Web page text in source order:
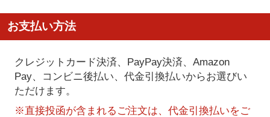
お支払い方法
クレジットカード決済、PayPay決済、Amazon
Pay、コンビニ後払い、代金引換払いからお選びい
ただけます。
※直接投函が含まれるご注文は、代金引換払いをご